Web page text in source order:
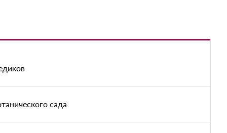
сада